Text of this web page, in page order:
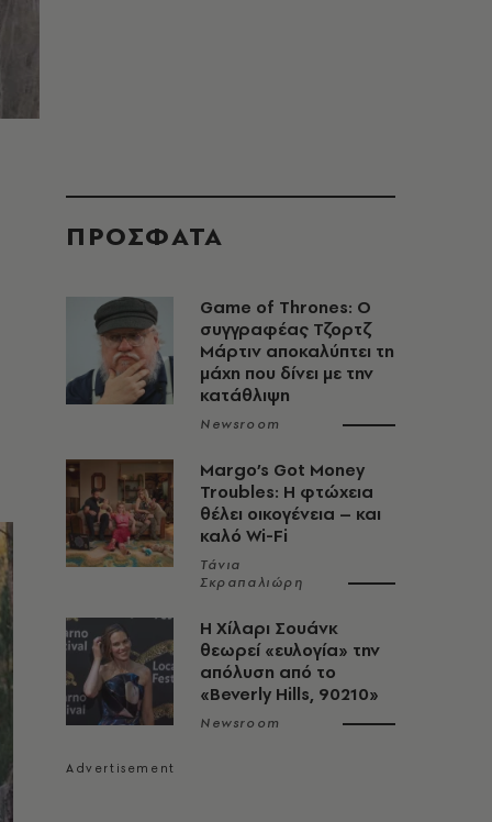
ΠΡΟΣΦΑΤΑ
Game of Thrones: Ο
συγγραφέας Τζορτζ
Μάρτιν αποκαλύπτει τη
μάχη που δίνει με την
κατάθλιψη
Newsroom
Margo’s Got Money
Troubles: H φτώχεια
θέλει οικογένεια – και
καλό Wi-Fi
Τάνια
Σκραπαλιώρη
Η Χίλαρι Σουάνκ
θεωρεί «ευλογία» την
απόλυση από το
«Beverly Hills, 90210»
Newsroom